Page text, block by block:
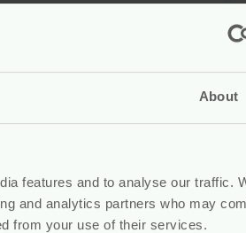
About
features and to analyse our traffic.
and analytics partners who may
from your use of their services.
Bekijken